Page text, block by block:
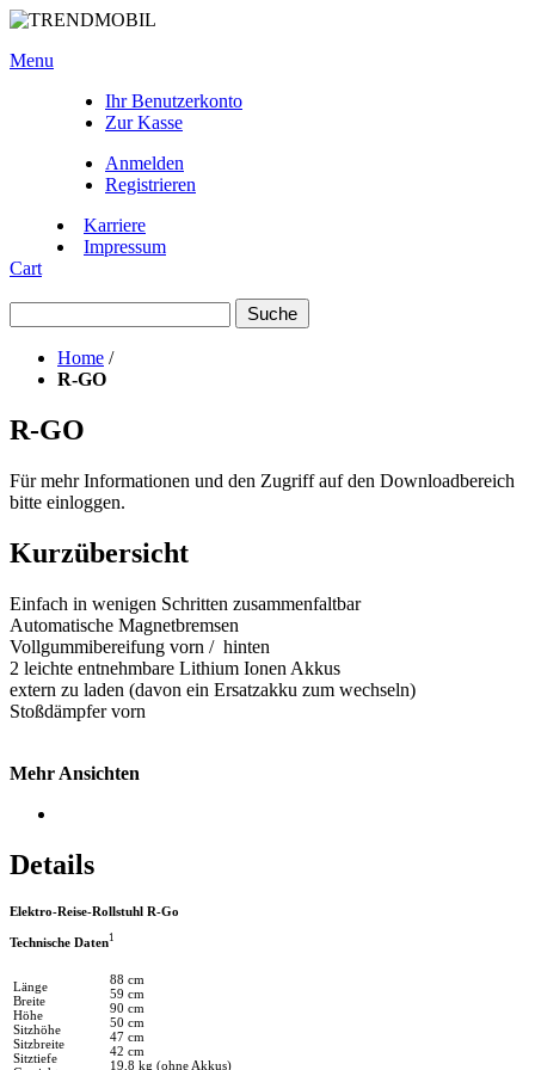
Menu
Ihr Benutzerkonto
Zur Kasse
Anmelden
Registrieren
Karriere
Impressum
Cart
Suche
Home /
R-GO
R-GO
Für mehr Informationen und den Zugriff auf den Downloadbereich
bitte einloggen.
Kurzübersicht
Einfach in wenigen Schritten zusammenfaltbar
Automatische Magnetbremsen
Vollgummibereifung vorn / hinten
2 leichte entnehmbare Lithium Ionen Akkus
extern zu laden (davon ein Ersatzakku zum wechseln)
Stoßdämpfer vorn
Mehr Ansichten
Details
Elektro-Reise-Rollstuhl R-Go
Technische Daten1
Länge
Breite
Höhe
Sitzhöhe
Sitzbreite
Sitztiefe
88 cm
59 cm
90 cm
50 cm
47 cm
42 cm
19,8 kg (ohne Akkus)